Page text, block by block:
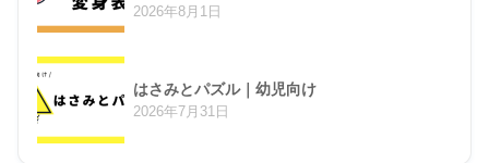
2026年8月1日
はさみとパズル｜幼児向け
2026年7月31日